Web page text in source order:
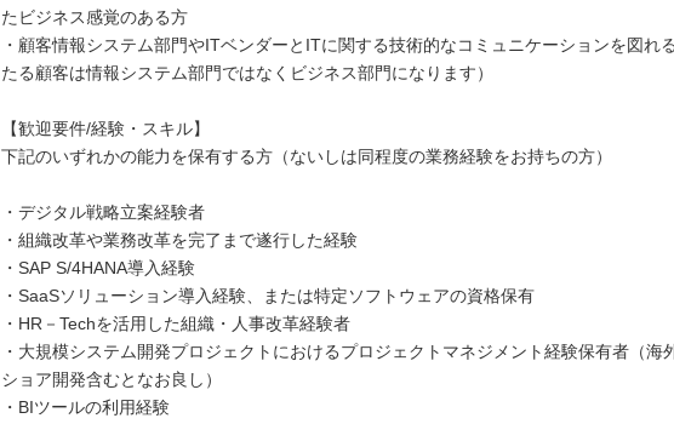
たビジネス感覚のある方
・顧客情報システム部門やITベンダーとITに関する技術的なコミュニケーションを図れ
たる顧客は情報システム部門ではなくビジネス部門になります）
【歓迎要件/経験・スキル】
下記のいずれかの能力を保有する方（ないしは同程度の業務経験をお持ちの方）
・デジタル戦略立案経験者
・組織改革や業務改革を完了まで遂行した経験
・SAP S/4HANA導入経験
・SaaSソリューション導入経験、または特定ソフトウェアの資格保有
・HR－Techを活用した組織・人事改革経験者
・大規模システム開発プロジェクトにおけるプロジェクトマネジメント経験保有者（海
ショア開発含むとなお良し）
・BIツールの利用経験